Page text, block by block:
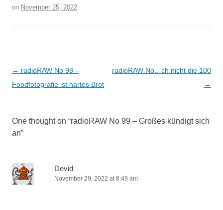
on November 25, 2022.
Post
navigation
← radioRAW No 98 –
Foodfotografie ist hartes Brot
radioRAW No…ch nicht die 100
→
One thought on “radioRAW No 99 – Großes kündigt sich
an”
Devid
November 29, 2022 at 8:49 am